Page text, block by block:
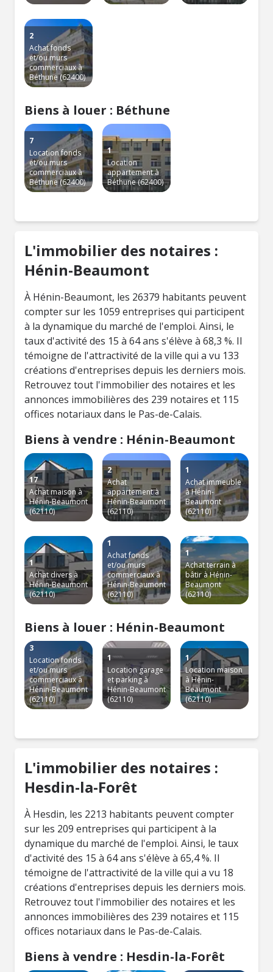
2
Achat fonds
et/ou murs
commerciaux à
Béthune (62400)
Biens à louer : Béthune
7
Location fonds
et/ou murs
commerciaux à
Béthune (62400)
1
Location
appartement à
Béthune (62400)
L'immobilier des notaires :
Hénin-Beaumont
À Hénin-Beaumont, les 26379 habitants peuvent
compter sur les 1059 entreprises qui participent
à la dynamique du marché de l'emploi. Ainsi, le
taux d'activité des 15 à 64 ans s'élève à 68,3 %. Il
témoigne de l'attractivité de la ville qui a vu 133
créations d'entreprises depuis les derniers mois.
Retrouvez tout l'immobilier des notaires et les
annonces immobilières des 239 notaires et 115
offices notariaux dans le Pas-de-Calais.
Biens à vendre : Hénin-Beaumont
17
Achat maison à
Hénin-Beaumont
(62110)
2
Achat
appartement à
Hénin-Beaumont
(62110)
1
Achat immeuble
à Hénin-
Beaumont
(62110)
1
Achat divers à
Hénin-Beaumont
(62110)
1
Achat fonds
et/ou murs
commerciaux à
Hénin-Beaumont
(62110)
1
Achat terrain à
bâtir à Hénin-
Beaumont
(62110)
Biens à louer : Hénin-Beaumont
3
Location fonds
et/ou murs
commerciaux à
Hénin-Beaumont
(62110)
1
Location garage
et parking à
Hénin-Beaumont
(62110)
1
Location maison
à Hénin-
Beaumont
(62110)
L'immobilier des notaires :
Hesdin-la-Forêt
À Hesdin, les 2213 habitants peuvent compter
sur les 209 entreprises qui participent à la
dynamique du marché de l'emploi. Ainsi, le taux
d'activité des 15 à 64 ans s'élève à 65,4 %. Il
témoigne de l'attractivité de la ville qui a vu 18
créations d'entreprises depuis les derniers mois.
Retrouvez tout l'immobilier des notaires et les
annonces immobilières des 239 notaires et 115
offices notariaux dans le Pas-de-Calais.
Biens à vendre : Hesdin-la-Forêt